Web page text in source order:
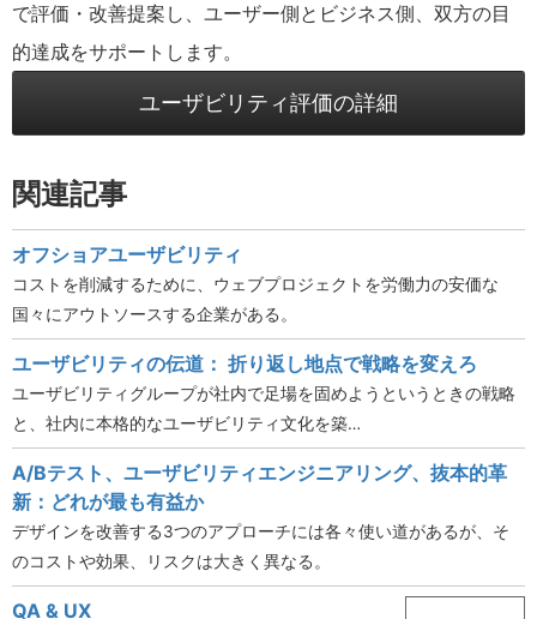
で評価・改善提案し、ユーザー側とビジネス側、双方の目
的達成をサポートします。
ユーザビリティ評価の詳細
関連記事
オフショアユーザビリティ
コストを削減するために、ウェブプロジェクトを労働力の安価な
国々にアウトソースする企業がある。
ユーザビリティの伝道： 折り返し地点で戦略を変えろ
ユーザビリティグループが社内で足場を固めようというときの戦略
と、社内に本格的なユーザビリティ文化を築…
A/Bテスト、ユーザビリティエンジニアリング、抜本的革
新：どれが最も有益か
デザインを改善する3つのアプローチには各々使い道があるが、そ
のコストや効果、リスクは大きく異なる。
QA & UX